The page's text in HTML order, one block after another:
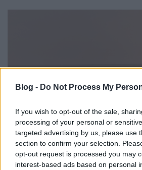
Blog - Do Not Process My
If you wish to opt-out of the sale,
processing of your personal or
targeted advertising by us, please use
section to confirm your selection.
opt-out request is processed you may
interest-based ads based on personal